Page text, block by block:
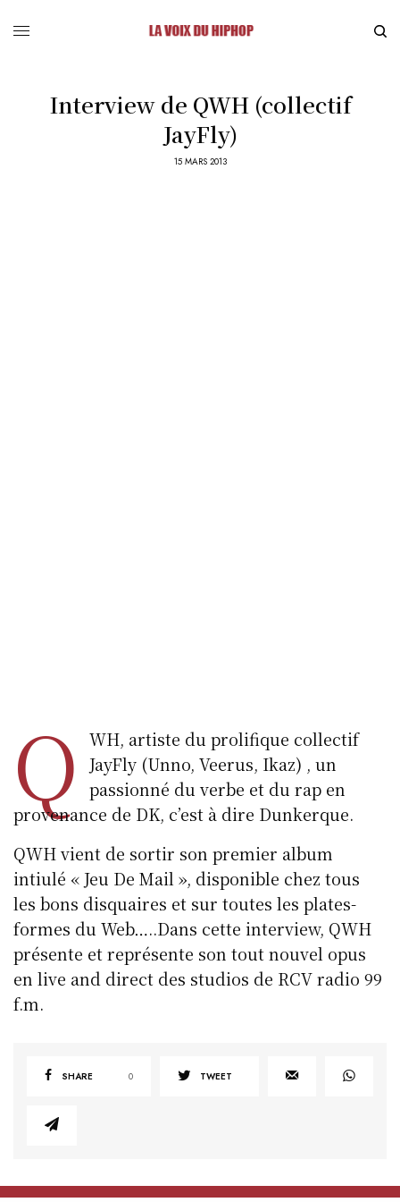
Interview de QWH (collectif
JayFly)
15 MARS 2013
Q
WH, artiste du prolifique collectif
JayFly (Unno, Veerus, Ikaz) , un
passionné du verbe et du rap en
provenance de DK, c’est à dire Dunkerque.
QWH vient de sortir son premier album
intiulé « Jeu De Mail », disponible chez tous
les bons disquaires et sur toutes les plates-
formes du Web…..Dans cette interview, QWH
présente et représente son tout nouvel opus
en live and direct des studios de RCV radio 99
f.m.
SHARE 0 TWEET